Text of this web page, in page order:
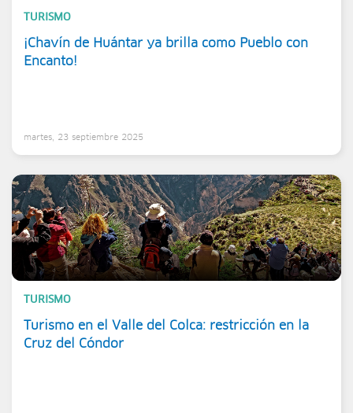
TURISMO
¡Chavín de Huántar ya brilla como Pueblo con
Encanto!
martes, 23 septiembre 2025
TURISMO
Turismo en el Valle del Colca: restricción en la
Cruz del Cóndor